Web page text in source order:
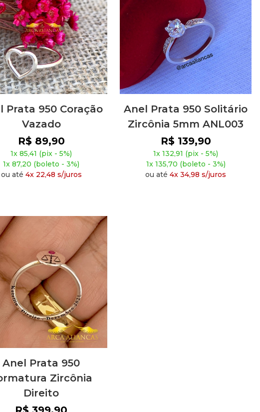
Prata 950 Coração
Vazado
R$ 89,90
1x 85,41 (pix - 5%)
1x 87,20 (boleto - 3%)
ou até 4x 22,48 s/juros
Anel Prata 950 Solitário
Zircônia 5mm ANL003
R$ 139,90
1x 132,91 (pix - 5%)
1x 135,70 (boleto - 3%)
ou até4x 34,98 s/juros
Anel Prata 950
Zircônia
Direito